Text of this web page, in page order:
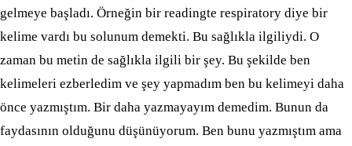
gelmeye başladı. Örneğin bir readingte respiratory diye bir
kelime vardı bu solunum demekti. Bu sağlıkla ilgiliydi. O
zaman bu metin de sağlıkla ilgili bir şey. Bu şekilde ben
kelimeleri ezberledim ve şey yapmadım ben bu kelimeyi daha
önce yazmıştım. Bir daha yazmayayım demedim. Bunun da
faydasının olduğunu düşünüyorum. Ben bunu yazmıştım ama